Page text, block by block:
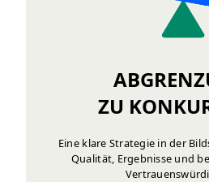
ZU
Eine klare Strategie in der
Qualität, Ergebnisse und